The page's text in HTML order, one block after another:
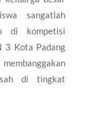
sangatlah
di kompetisi
3 Kota Padang
di tingkat